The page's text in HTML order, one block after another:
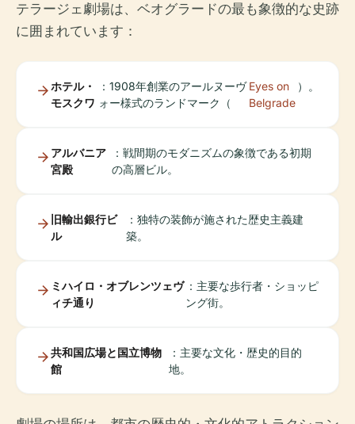
テラージェ劇場は、ベオグラードの最も象徴的な史跡
に囲まれています：
ホテル・
モスクワ
：1908年創業のアールヌーヴ
ォー様式のランドマーク（
Eyes on
Belgrade
）。
アルバニア
宮殿
：戦間期のモダニズムの象徴である初期
の高層ビル。
旧輸出銀行ビ
ル
：独特の装飾が施された歴史主義建
築。
ミハイロ・オブレンツェヴ
ィチ通り
：主要な歩行者・ショッピ
ング街。
共和国広場と国立博物
館
：主要な文化・歴史的目的
地。